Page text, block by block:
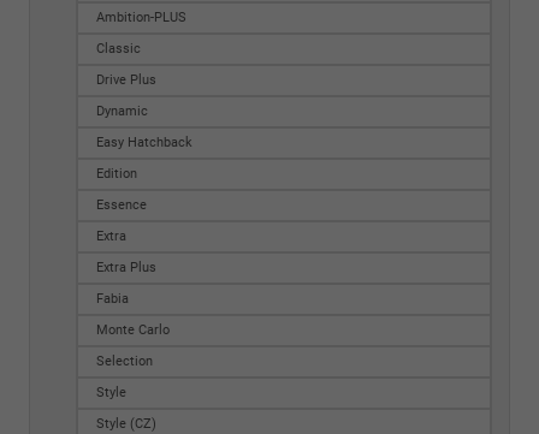
Ambition-PLUS
Classic
Drive Plus
Dynamic
Easy Hatchback
Edition
Essence
Extra
Extra Plus
Fabia
Monte Carlo
Selection
Style
Style (CZ)